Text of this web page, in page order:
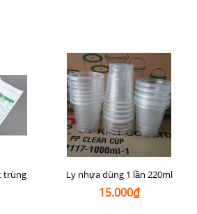
trùng
Ly nhựa dùng 1 lần 220ml
15.000₫